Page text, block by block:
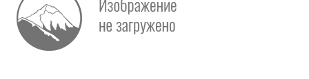
Работа мечты. Что банки делают для того, чтобы
привлечь и удержать персонал - «Интервью»